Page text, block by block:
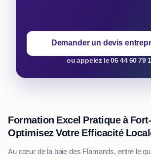
Demander un devis
ou appelez le 06 44 60 79
Formation Excel Pratique à
Optimisez Votre Efficacité
Au cœur de la baie des Flamands, entre le